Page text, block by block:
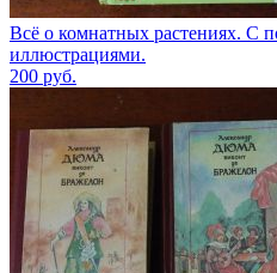
Всё о комнатных растениях. С
иллюстрациями.
200 руб.